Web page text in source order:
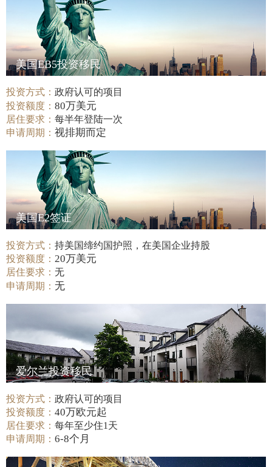
美国EB5投资移民
投资方式：政府认可的项目
投资额度：80万美元
居住要求：每半年登陆一次
申请周期：视排期而定
美国E2签证
投资方式：持美国缔约国护照，在美国企业持股
投资额度： 20万美元
居住要求：无
申请周期：无
爱尔兰投资移民
投资方式：政府认可的项目
投资额度：40万欧元起
居住要求：每年至少住1天
申请周期：6-8个月